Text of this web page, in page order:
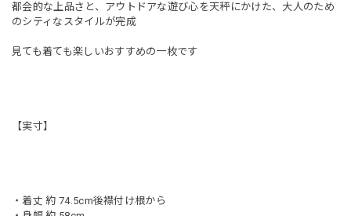
都会的な上品さと、アウトドアな遊び心を天秤にかけた、大人のため
のシティなスタイルが完成
見ても着ても楽しいおすすめの一枚です
【実寸】
・着丈 約 74.5cm後襟付け根から